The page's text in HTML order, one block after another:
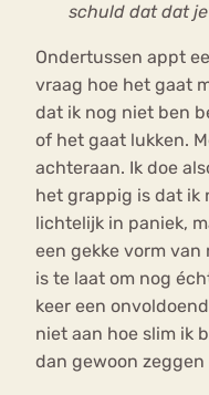
schuld dat dat
Ondertussen appt
vraag hoe het gaat
dat ik nog niet ben
of het gaat lukken.
achteraan. Ik doe
het grappig is dat ik
lichtelijk in paniek,
een gekke vorm van
is te laat om nog
keer een
niet aan hoe slim ik
dan gewoon